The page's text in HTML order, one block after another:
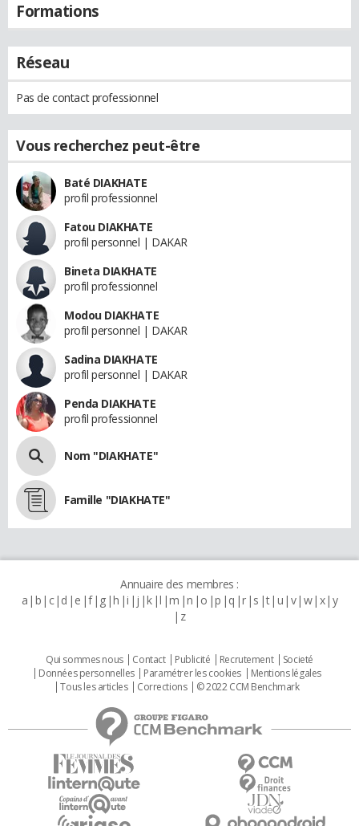
Formations
Réseau
Pas de contact professionnel
Vous recherchez peut-être
Baté DIAKHATE
profil professionnel
Fatou DIAKHATE
profil personnel | DAKAR
Bineta DIAKHATE
profil professionnel
Modou DIAKHATE
profil personnel | DAKAR
Sadina DIAKHATE
profil personnel | DAKAR
Penda DIAKHATE
profil professionnel
Nom "DIAKHATE"
Famille "DIAKHATE"
Annuaire des membres :
a b c d e f g h i j k l m n o p q r s t u v w x y
z
Qui sommes nous Contact Publicité Recrutement
Societé
Données personnelles
Paramétrer les cookies
Mentions légales
Tous les articles
Corrections © 2022 CCM Benchmark